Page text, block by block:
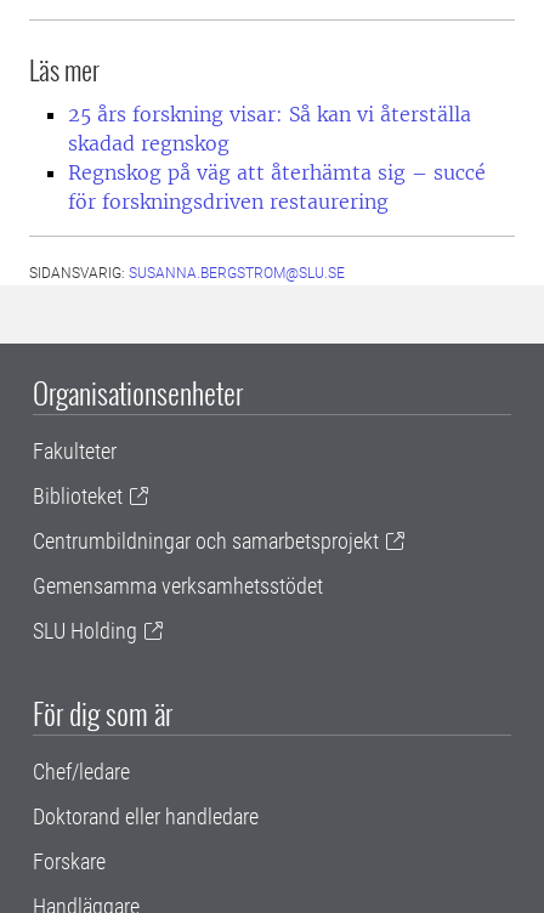
Läs mer
25 års forskning visar: Så kan vi återställa
skadad regnskog
Regnskog på väg att återhämta sig – succé
för forskningsdriven restaurering
SIDANSVARIG: SUSANNA.BERGSTROM@SLU.SE
Organisationsenheter
Fakulteter
Biblioteket
Centrumbildningar och samarbetsprojekt
Gemensamma verksamhetsstödet
SLU Holding
För dig som är
Chef/ledare
Doktorand eller handledare
Forskare
Handläggare